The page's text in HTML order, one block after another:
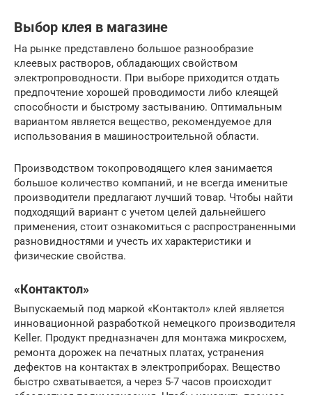
Выбор клея в магазине
На рынке представлено большое разнообразие
клеевых растворов, обладающих свойством
электропроводности. При выборе приходится отдать
предпочтение хорошей проводимости либо клеящей
способности и быстрому застыванию. Оптимальным
вариантом является вещество, рекомендуемое для
использования в машиностроительной области.
Производством токопроводящего клея занимается
большое количество компаний, и не всегда именитые
производители предлагают лучший товар. Чтобы найти
подходящий вариант с учетом целей дальнейшего
применения, стоит ознакомиться с распространенными
разновидностями и учесть их характеристики и
физические свойства.
«Контактол»
Выпускаемый под маркой «Контактол» клей является
инновационной разработкой немецкого производителя
Keller. Продукт предназначен для монтажа микросхем,
ремонта дорожек на печатных платах, устранения
дефектов на контактах в электроприборах. Вещество
быстро схватывается, а через 5-7 часов происходит